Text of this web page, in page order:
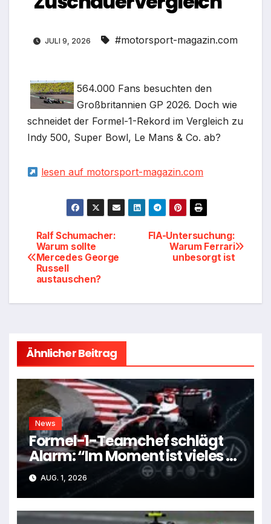
JULI 9, 2026 #motorsport-magazin.com
564.000 Fans besuchten den
Großbritannien GP 2026. Doch wie
schneidet der Formel-1-Rekord im Vergleich zu
Indy 500, Super Bowl, Le Mans & Co. ab?
lesen auf motorsport-magazin.com
Beitragsnavigation
FIA-Untersuchung:
Warum Ferrari
unbesorgt ist
Ralf Schumacher:
Warum sollte
Mercedes George
Russell
austauschen?
Ähnlicher Beitrag
News
Formel-1-Teamchef schlägt
Alarm: “Im Moment ist vieles zu
kompliziert”
AUG. 1, 2026